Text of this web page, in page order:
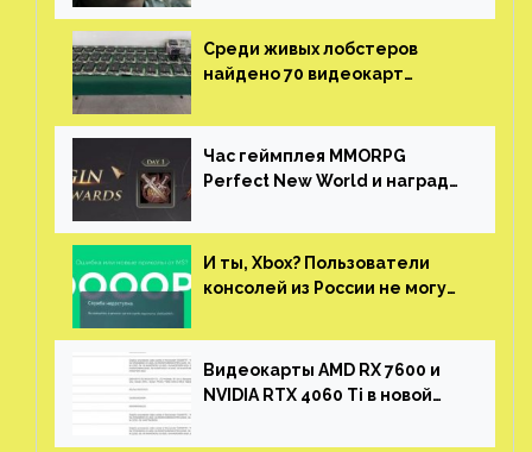
Среди живых лобстеров
найдено 70 видеокарт
китайской таможни
Час геймплея MMORPG
Perfect New World и награды
И ты, Xbox? Пользователи
консолей из России не могут
Видеокарты AMD RX 7600 и
NVIDIA RTX 4060 Ti в новой